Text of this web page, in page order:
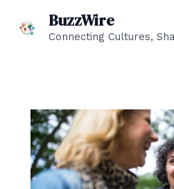
BuzzWire
Connecting Cultures,